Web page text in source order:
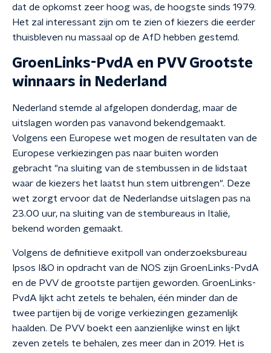
dat de opkomst zeer hoog was, de hoogste sinds 1979.
Het zal interessant zijn om te zien of kiezers die eerder
thuisbleven nu massaal op de AfD hebben gestemd.
GroenLinks-PvdA en PVV Grootste
winnaars in Nederland
Nederland stemde al afgelopen donderdag, maar de
uitslagen worden pas vanavond bekendgemaakt.
Volgens een Europese wet mogen de resultaten van de
Europese verkiezingen pas naar buiten worden
gebracht "na sluiting van de stembussen in de lidstaat
waar de kiezers het laatst hun stem uitbrengen". Deze
wet zorgt ervoor dat de Nederlandse uitslagen pas na
23.00 uur, na sluiting van de stembureaus in Italië,
bekend worden gemaakt.
Volgens de definitieve exitpoll van onderzoeksbureau
Ipsos I&O in opdracht van de NOS zijn GroenLinks-PvdA
en de PVV de grootste partijen geworden. GroenLinks-
PvdA lijkt acht zetels te behalen, één minder dan de
twee partijen bij de vorige verkiezingen gezamenlijk
haalden. De PVV boekt een aanzienlijke winst en lijkt
zeven zetels te behalen, zes meer dan in 2019. Het is